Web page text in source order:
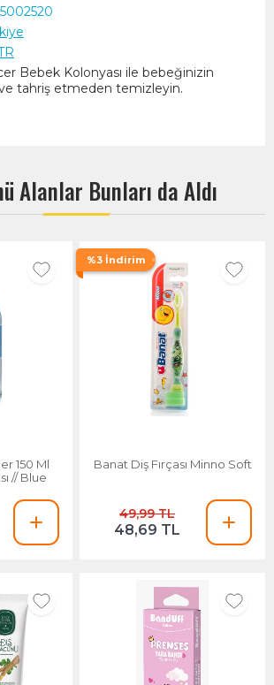
Bebek Kolonyası ile bebeğinizin
tahriş etmeden temizleyin.
Alanlar Bunları da Aldı
150 Ml
// Blue
%3 İndirim
Banat Diş Fırçası Minno Soft
49,99 TL
48,69 TL